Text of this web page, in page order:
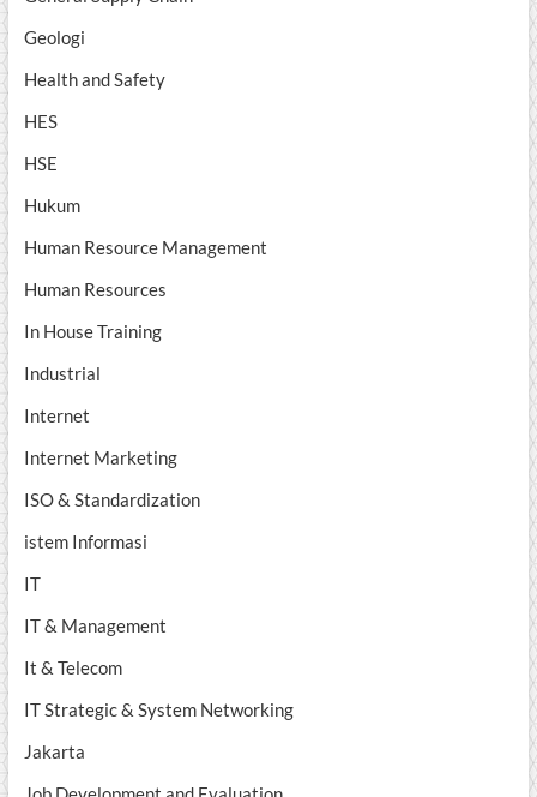
Geologi
Health and Safety
HES
HSE
Hukum
Human Resource Management
Human Resources
In House Training
Industrial
Internet
Internet Marketing
ISO & Standardization
istem Informasi
IT
IT & Management
It & Telecom
IT Strategic & System Networking
Jakarta